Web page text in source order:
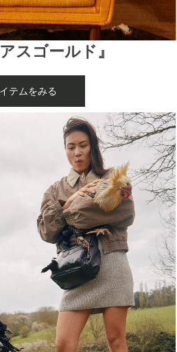
スゴールド』
テムをみる